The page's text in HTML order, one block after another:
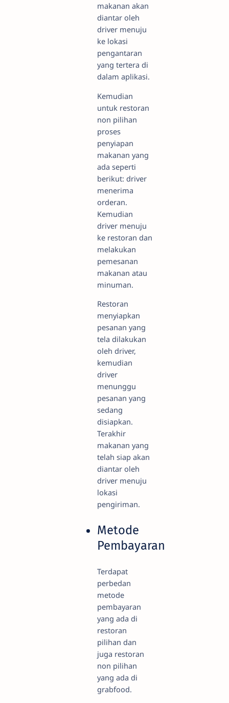
makanan akan
diantar oleh
driver menuju
ke lokasi
pengantaran
yang tertera di
dalam aplikasi.
Kemudian
untuk restoran
non pilihan
proses
penyiapan
makanan yang
ada seperti
berikut: driver
menerima
orderan.
Kemudian
driver menuju
ke restoran dan
melakukan
pemesanan
makanan atau
minuman.
Restoran
menyiapkan
pesanan yang
tela dilakukan
oleh driver,
kemudian
driver
menunggu
pesanan yang
sedang
disiapkan.
Terakhir
makanan yang
telah siap akan
diantar oleh
driver menuju
lokasi
pengiriman.
Metode
Pembayaran
Terdapat
perbedan
metode
pembayaran
yang ada di
restoran
pilihan dan
juga restoran
non pilihan
yang ada di
grabfood.